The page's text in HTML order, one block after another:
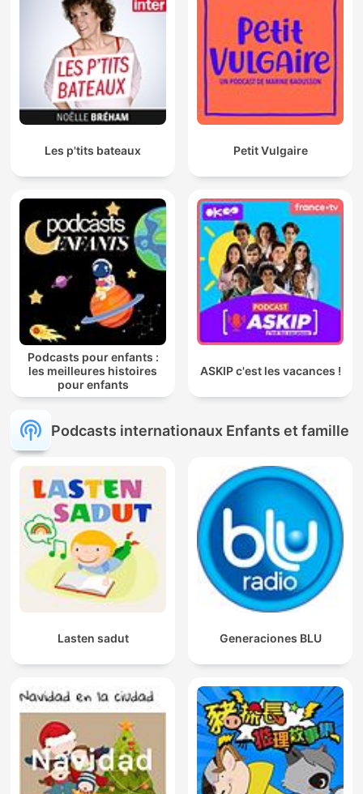
Les p'tits bateaux Petit Vulgaire
Podcasts pour enfants :
les meilleures histoires
pour enfants
ASKIP c'est les vacances !
Podcasts internationaux Enfants et famille
Lasten sadut Generaciones BLU